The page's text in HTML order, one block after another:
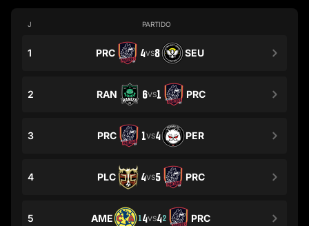
J PARTIDO
1 PRC 4VS8 SEU
2 RAN 6VS1 PRC
3 PRC 1VS4 PER
4 PLC 4VS5 PRC
5 AME 14VS42 PRC